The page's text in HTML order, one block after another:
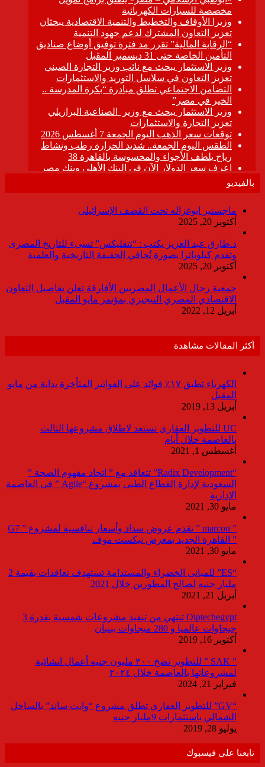
بالفيديو
ماجستير ابوغزاله تحت القصف الإسرائيلى
أكتوبر 20, 2025
د.طارق عبد العزيز يكتب : “نتفليكس” تسىء للتاريخ المصرى
وتقدم كيلوباترا بصورة تُجافي الحقيقة التاريخية والعلمية
أكتوبر 20, 2025
جمعية رجال الأعمال المصريين الأفارقة تعلن تفاصيل التعاون
الاقتصادي المصري النيجيري بمؤتمر مايو المقبل
أبريل 12, 2022
أكثر المقالات مشاهدة
الكهرباء تطبق ١٧٪ فوائد على الفواتير المتأخرة بداية من مايو
المقبل
أبريل 13, 2019
UC للتطوير العقارى تستعد لاطلاق مشروعها الثالث
بالعاصمة خلال أيام
أغسطس 1, 2021
“Radix Development” تتعاقد مع ” اتحاد مفهوم الصحة ”
السعودية لإدارة القطاع الطبى بمشروع “Agile ” فى العاصمة
الإدارية
مايو 30, 2021
” marcon ” تقدم عروض سداد وأسعار تنافسية لمشروع ” G7
” القاهرة الجديد بمعرض نيكست موف
مايو 30, 2021
“ES” للمبانى الخضراء والمستدامة تستهدف تعاقدات بقيمة 2
مليار جنيه لصالح المطورين خلال 2021
أبريل 21, 2021
Olptechegypt تنتهي من تنفيذ مشروعات شمسية بقدرة 3
جيجاوات عالميا و 280 ميجاوات ببنبان
أكتوبر 16, 2019
” SAK ” للتطوير تضخ ٣٠٠ مليون جنيه أعمال انشائية
لمشروعاتها بالعاصمة خلال ٢٠٢٤
فبراير 21, 2024
“GV” للتطوير العقاري تطلق مشروع “وايت ساند” بالساحل
الشمالي باستثمارات 9مليار جنيه
يوليو 28, 2019
تابعنا على فيسبوك